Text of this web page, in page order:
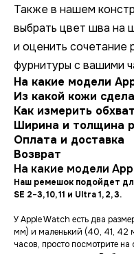
Также в нашем
выбрать цвет шва на
и оценить сочетание
фурнитуры с вашими
На какие модели
Из какой кожи
Как измерить
Ширина и толщина
Оплата и доставка
Возврат
На какие модели
Наш ремешок подойдет
SE 2−3, 10, 11 и Ultra 1, 2, 3.
У Apple Watch есть два
мм) и маленький (40, 41, 42
часов, просто посмотрите